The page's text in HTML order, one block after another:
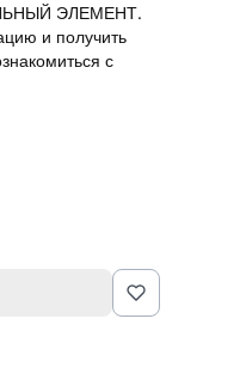
ЭЛЕМЕНТ.
и получить
с